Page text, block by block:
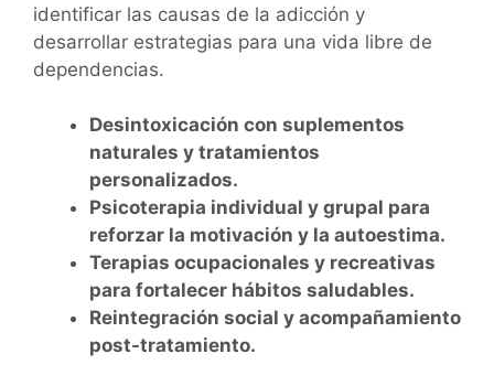
identificar las causas de la adicción y
desarrollar estrategias para una vida libre de
dependencias.
Desintoxicación con suplementos
naturales y tratamientos
personalizados.
Psicoterapia individual y grupal para
reforzar la motivación y la autoestima.
Terapias ocupacionales y recreativas
para fortalecer hábitos saludables.
Reintegración social y acompañamiento
post-tratamiento.